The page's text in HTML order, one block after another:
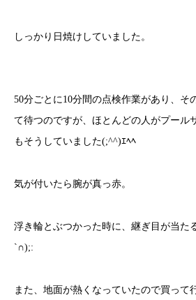
しっかり日焼けしていました。
50分ごとに10分間の点検作業があり、そ
て待つのですが、ほとんどの人がプール
もそうしていました(;^^)ｴﾍﾍ
気が付いたら腕が真っ赤。
浮き輪とぶつかった時に、継ぎ目が当た
`∩);:
また、地面が熱くなっていたので買って